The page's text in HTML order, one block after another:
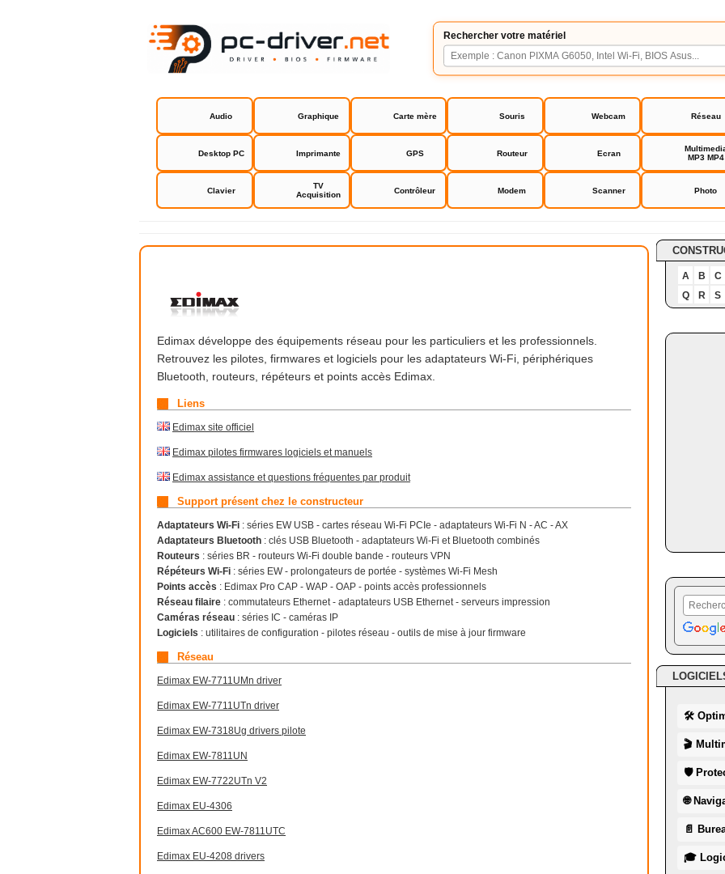
Rechercher votre matériel
Audio Graphique Carte mère Souris Webcam Réseau
Desktop PC Imprimante GPS Routeur Ecran
MP3 MP4
Clavier
TV
Acquisition
Contrôleur Modem Scanner Photo
Edimax driver
Edimax développe des équipements réseau pour les particuliers et les professionnels.
Retrouvez les pilotes, firmwares et logiciels pour les adaptateurs Wi-Fi, périphériques
Bluetooth, routeurs, répéteurs et points accès Edimax.
Liens
Edimax site officiel
Edimax pilotes firmwares logiciels et manuels
Edimax assistance et questions fréquentes par produit
Support présent chez le constructeur
Adaptateurs Wi-Fi : séries EW USB - cartes réseau Wi-Fi PCIe - adaptateurs Wi-Fi N - AC - AX
Adaptateurs Bluetooth : clés USB Bluetooth - adaptateurs Wi-Fi et Bluetooth combinés
Routeurs : séries BR - routeurs Wi-Fi double bande - routeurs VPN
Répéteurs Wi-Fi : séries EW - prolongateurs de portée - systèmes Wi-Fi Mesh
Points accès : Edimax Pro CAP - WAP - OAP - points accès professionnels
Réseau filaire : commutateurs Ethernet - adaptateurs USB Ethernet - serveurs impression
Caméras réseau : séries IC - caméras IP
Logiciels : utilitaires de configuration - pilotes réseau - outils de mise à jour firmware
Réseau
Edimax EW-7711UMn driver
Edimax EW-7711UTn driver
Edimax EW-7318Ug drivers pilote
Edimax EW-7811UN
Edimax EW-7722UTn V2
Edimax EU-4306
Edimax AC600 EW-7811UTC
Edimax EU-4208 drivers
A B
C
Q
R S
🛠
🎬
🛡
🌐
📄
🎓